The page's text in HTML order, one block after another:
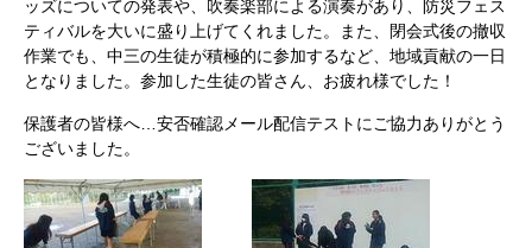
ッズについての発表や、吹奏楽部による演奏があり、防災フェス
ティバルを大いに盛り上げてくれました。また、閉会式後の撤収
作業でも、中三の生徒が積極的に参加するなど、地域貢献の一日
となりました。参加した生徒の皆さん、お疲れ様でした！
保護者の皆様へ…安否確認メール配信テストにご協力ありがとう
ございました。